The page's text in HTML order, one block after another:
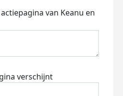
van Keanu en
verschijnt